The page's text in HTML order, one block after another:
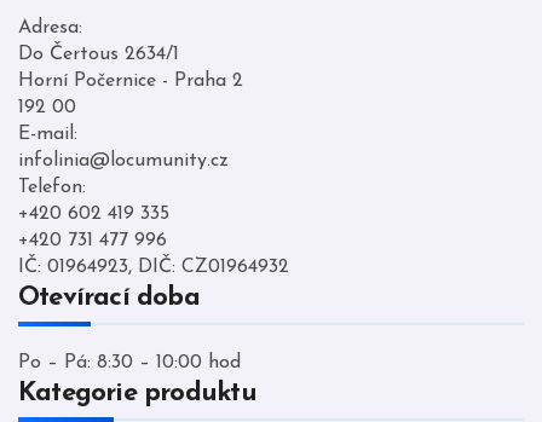
Adresa:
Do Čertous 2634/1
Horní Počernice - Praha 2
192 00
E-mail:
infolinia@locumunity.cz
Telefon:
+420 602 419 335
+420 731 477 996
IČ: 01964923, DIČ: CZ01964932
Otevírací doba
Po – Pá: 8:30 – 10:00 hod
Kategorie produktu